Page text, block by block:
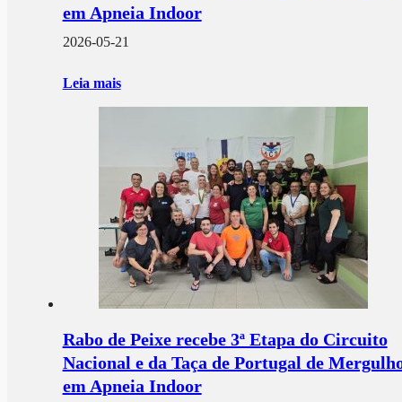
em Apneia Indoor
2026-05-21
Leia mais
Rabo de Peixe recebe 3ª Etapa do Circuito
Nacional e da Taça de Portugal de
em Apneia Indoor